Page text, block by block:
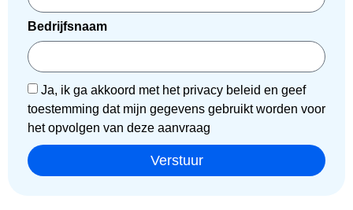
Bedrijfsnaam
Ja, ik ga akkoord met het privacy beleid en geef
toestemming dat mijn gegevens gebruikt worden voor
het opvolgen van deze aanvraag
Verstuur